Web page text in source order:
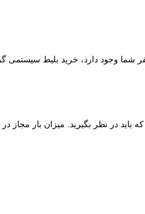
شما وجود دارد، خرید بلیط سیستمی
باید در نظر بگیرید. میزان بار